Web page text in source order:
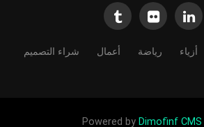
أزياء رياضة أعمال شراء التصميم
Powered by Dimofinf CMS